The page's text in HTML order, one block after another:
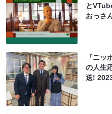
と
おっさ
『ニッ
の人生
送!